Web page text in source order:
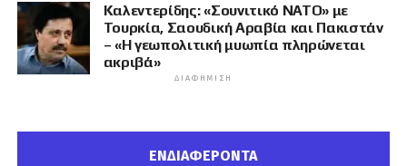
Καλεντερίδης: «Σουνιτικό ΝΑΤΟ» με
Τουρκία, Σαουδική Αραβία και Πακιστάν
– «Η γεωπολιτική μυωπία πληρώνεται
ακριβά»
ΔΙΑΦΉΜΙΣΗ
ΕΝΔΙΑΦΕΡΟΝΤΑ